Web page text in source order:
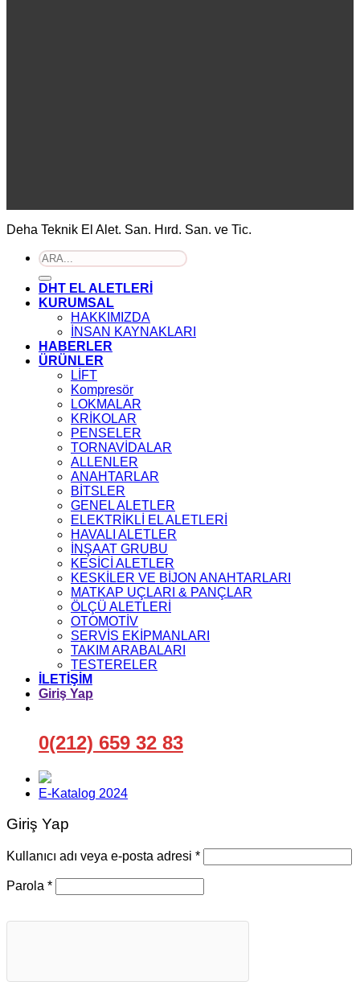
Deha Teknik El Alet. San. Hırd. San. ve Tic.
Ara:
DHT EL ALETLERİ
KURUMSAL
HAKKIMIZDA
İNSAN KAYNAKLARI
HABERLER
ÜRÜNLER
LİFT
Kompresör
LOKMALAR
KRİKOLAR
PENSELER
TORNAVİDALAR
ALLENLER
ANAHTARLAR
BİTSLER
GENEL ALETLER
ELEKTRİKLİ EL ALETLERİ
HAVALI ALETLER
İNŞAAT GRUBU
KESİCİ ALETLER
KESKİLER VE BİJON ANAHTARLARI
MATKAP UÇLARI & PANÇLAR
ÖLÇÜ ALETLERİ
OTOMOTİV
SERVİS EKİPMANLARI
TAKIM ARABALARI
TESTERELER
İLETİŞİM
Giriş Yap
0(212) 659 32 83
E-Katalog 2024
Giriş Yap
Kullanıcı adı veya e-posta adresi *Gerekli
Parola *Gerekli